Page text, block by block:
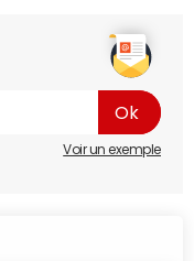
Voir un exemple